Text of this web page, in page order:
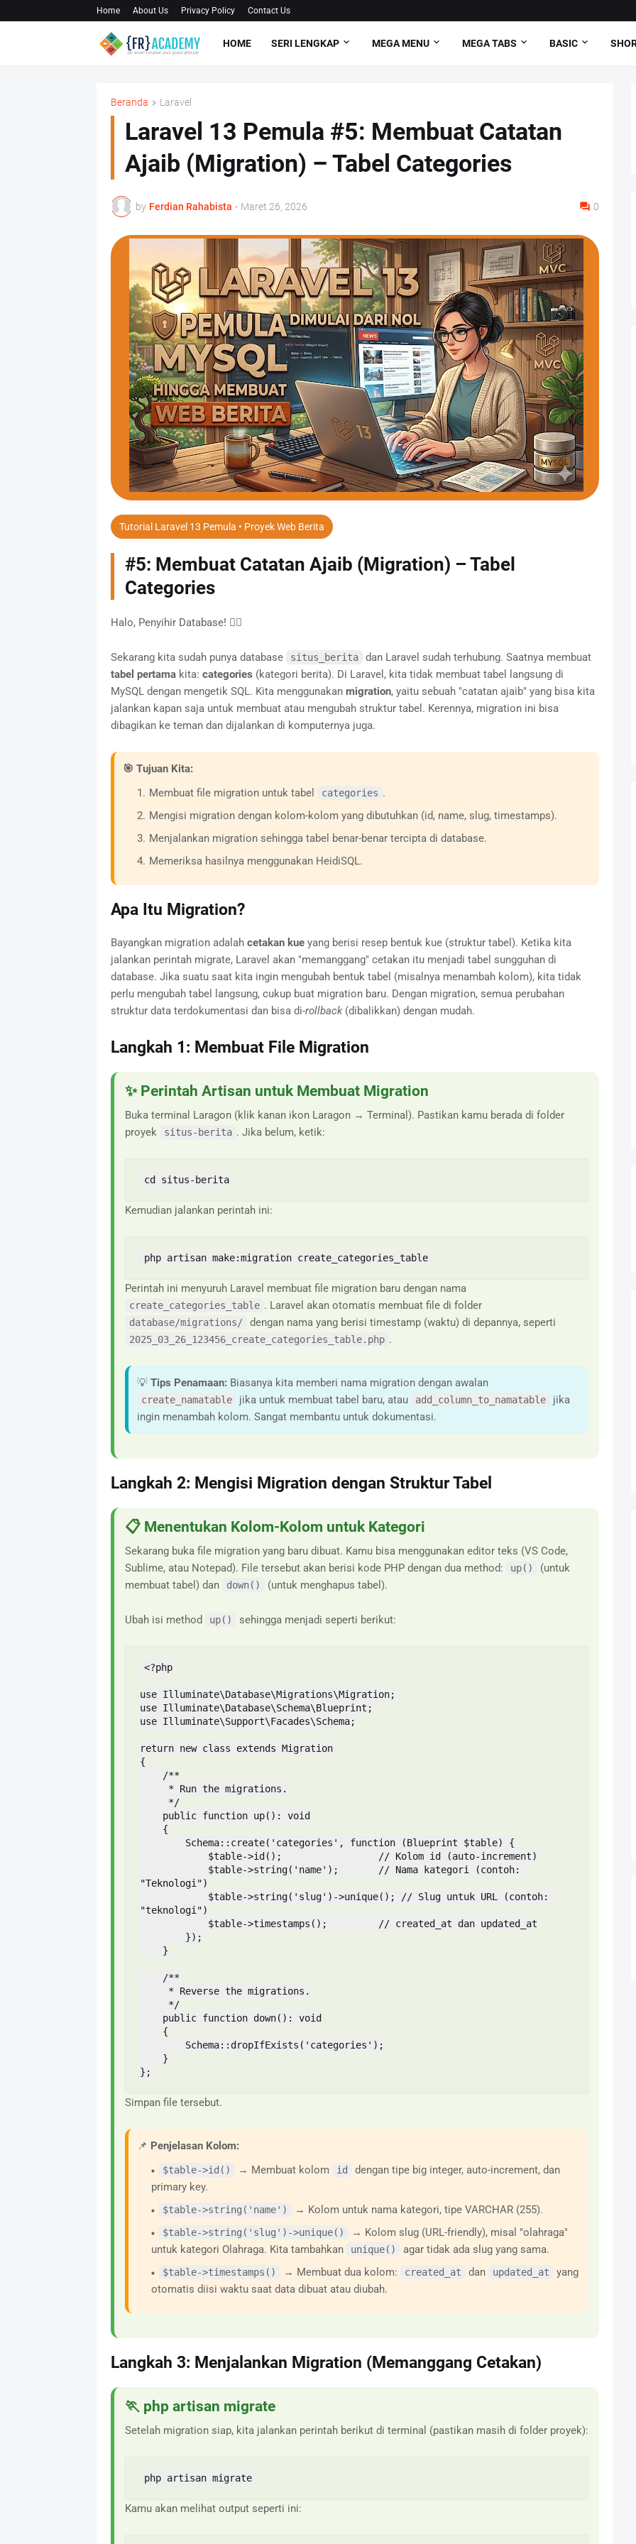
Home About Us Privacy Policy Contact Us
HOME SERI LENGKAP MEGA MENU MEGA TABS BASIC
Beranda Laravel
Laravel 13 Pemula #5: Membuat Catatan
Ajaib (Migration) – Tabel Categories
by Ferdian Rahabista - Maret 26, 2026 0
Tutorial Laravel 13 Pemula • Proyek Web Berita
#5: Membuat Catatan Ajaib (Migration) – Tabel
Categories
Halo, Penyihir Database! 🧙‍♂️
Sekarang kita sudah punya database situs_berita
dan Laravel sudah terhubung. Saatnya membuat
tabel pertamakita: categories (kategori berita). Di Laravel, kita tidak membuat tabel langsung di
MySQL dengan mengetik SQL. Kita menggunakan migration, yaitu sebuah "catatan ajaib" yang bisa kita
jalankan kapan saja untuk membuat atau mengubah struktur tabel. Kerennya, migration ini bisa
dibagikan ke teman dan dijalankan di komputernya juga.
🎯 Tujuan Kita:
Membuat file migration untuk tabel
categories .
Mengisi migration dengan kolom-kolom yang dibutuhkan (id, name, slug, timestamps).
Menjalankan migration sehingga tabel benar-benar tercipta di database.
Memeriksa hasilnya menggunakan HeidiSQL.
Apa Itu Migration?
Bayangkan migration adalah cetakan kueyang berisi resep bentuk kue (struktur tabel). Ketika kita
jalankan perintah migrate, Laravel akan "memanggang" cetakan itu menjadi tabel sungguhan di
database. Jika suatu saat kita ingin mengubah bentuk tabel (misalnya menambah kolom), kita tidak
perlu mengubah tabel langsung, cukup buat migration baru. Dengan migration, semua perubahan
struktur data terdokumentasi dan bisa di-rollback(dibalikkan) dengan mudah.
Langkah 1: Membuat File Migration
✨ Perintah Artisan untuk Membuat Migration
Buka terminal Laragon (klik kanan ikon Laragon → Terminal). Pastikan kamu berada di folder
proyek
situs-berita . Jika belum, ketik:
cd situs-berita
Kemudian jalankan perintah ini:
php artisan make:migration create_categories_table
Perintah ini menyuruh Laravel membuat file migration baru dengan nama
create_categories_table . Laravel akan otomatis membuat file di folder
database/migrations/ dengan nama yang berisi timestamp (waktu) di depannya, seperti
2025_03_26_123456_create_categories_table.php .
💡 Tips Penamaan:Biasanya kita memberi nama migration dengan awalan
create_namatable jika untuk membuat tabel baru, atau add_column_to_namatable
jika
ingin menambah kolom. Sangat membantu untuk dokumentasi.
Langkah 2: Mengisi Migration dengan Struktur Tabel
📋 Menentukan Kolom-Kolom untuk Kategori
Sekarang buka file migration yang baru dibuat. Kamu bisa menggunakan editor teks (VS Code,
Sublime, atau Notepad). File tersebut akan berisi kode PHP dengan dua method:
up()
(untuk
membuat tabel) dan
down() (untuk menghapus tabel).
Ubah isi method up() sehingga menjadi seperti berikut:
<?php
use Illuminate\Database\Migrations\Migration;
use Illuminate\Database\Schema\Blueprint;
use Illuminate\Support\Facades\Schema;
return new class extends Migration
{
"Teknologi")
"teknologi")
};
Simpan file tersebut.
📌 Penjelasan Kolom:
$table->id() → Membuat kolom id
dengan tipe big integer, auto-increment, dan
primary key.
$table->string('name') → Kolom untuk nama kategori, tipe VARCHAR (255).
$table->string('slug')->unique()
→ Kolom slug (URL-friendly), misal "olahraga"
untuk kategori Olahraga. Kita tambahkan
unique() agar tidak ada slug yang sama.
$table->timestamps() → Membuat dua kolom: created_at dan updated_at
yang
otomatis diisi waktu saat data dibuat atau diubah.
Langkah 3: Menjalankan Migration (Memanggang Cetakan)
🏃 php artisan migrate
Setelah migration siap, kita jalankan perintah berikut di terminal (pastikan masih di folder proyek):
php artisan migrate
Kamu akan melihat output seperti ini: